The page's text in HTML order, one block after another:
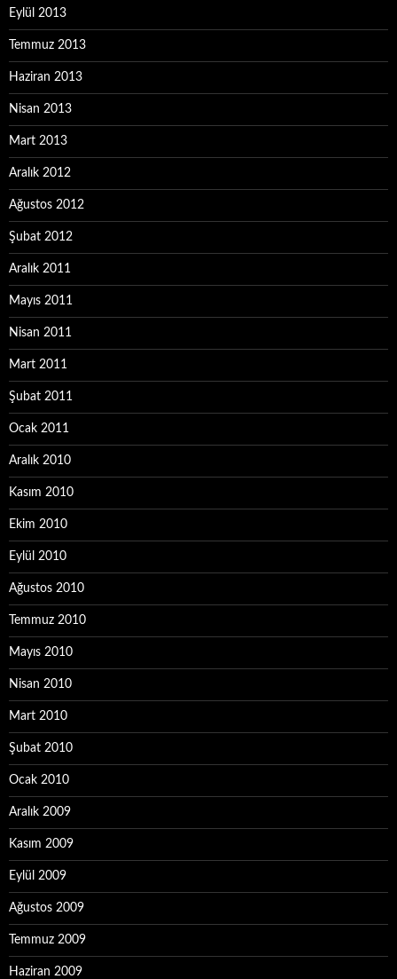
Eylül 2013
Temmuz 2013
Haziran 2013
Nisan 2013
Mart 2013
Aralık 2012
Ağustos 2012
Şubat 2012
Aralık 2011
Mayıs 2011
Nisan 2011
Mart 2011
Şubat 2011
Ocak 2011
Aralık 2010
Kasım 2010
Ekim 2010
Eylül 2010
Ağustos 2010
Temmuz 2010
Mayıs 2010
Nisan 2010
Mart 2010
Şubat 2010
Ocak 2010
Aralık 2009
Kasım 2009
Eylül 2009
Ağustos 2009
Temmuz 2009
Haziran 2009